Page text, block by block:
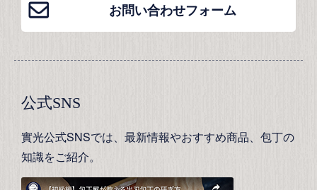
お問い合わせフォーム
公式SNS
實光公式SNSでは、最新情報やおすすめ商品、包丁の
知識をご紹介。